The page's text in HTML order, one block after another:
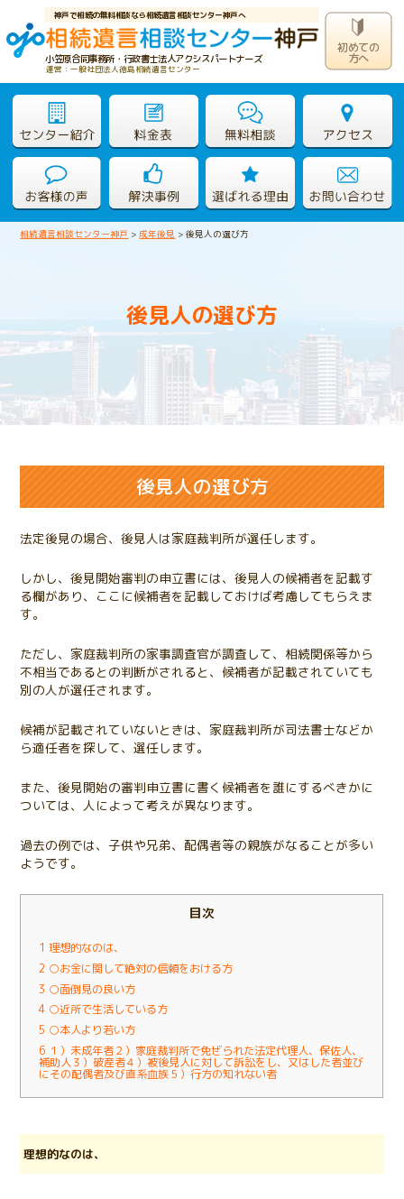
神戸で相続の無料相談なら相続遺言相談センター神戸へ
小笠原合同事務所・行政書士法人アクシスパートナーズ
運営：一般社団法人徳島相続遺言センター
初めての
方へ
相続遺言相談センター神戸 >成年後見 >後見人の選び方
後見人の選び方
後見人の選び方
法定後見の場合、後見人は家庭裁判所が選任します。
しかし、後見開始審判の申立書には、後見人の候補者を記載す
る欄があり、ここに候補者を記載しておけば考慮してもらえま
す。
ただし、家庭裁判所の家事調査官が調査して、相続関係等から
不相当であるとの判断がされると、候補者が記載されていても
別の人が選任されます。
候補が記載されていないときは、家庭裁判所が司法書士などか
ら適任者を探して、選任します。
また、後見開始の審判申立書に書く候補者を誰にするべきかに
ついては、人によって考えが異なります。
過去の例では、子供や兄弟、配偶者等の親族がなることが多い
ようです。
目次
1 理想的なのは、
2 ○お金に関して絶対の信頼をおける方
3 ○面倒見の良い方
4 ○近所で生活している方
5 ○本人より若い方
6 １）未成年者２）家庭裁判所で免ぜられた法定代理人、保佐人、
補助人３）破産者４）被後見人に対して訴訟をし、又はした者並び
にその配偶者及び直系血族５）行方の知れない者
理想的なのは、